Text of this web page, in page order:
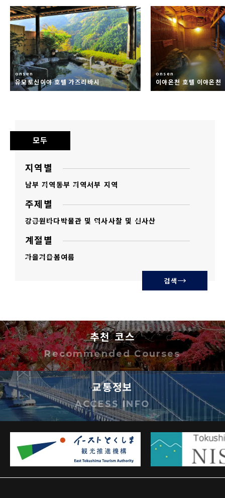
onsen
유모토신이야 호텔 가즈리바시
onsen
이야온천 호텔 이야온천
모두
지역별
남부 지역 동부 지역서부 지역
주제별
강공원바다박물관 및 역사사찰 및 신사산
계절별
가을겨울봄여름
검색
추천 코스
Recommended Courses
교통정보
ACCESS INFO